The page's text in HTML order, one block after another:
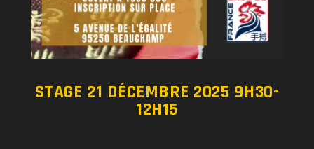
STAGE 21 DÉCEMBRE 2025 9H30-
12H15